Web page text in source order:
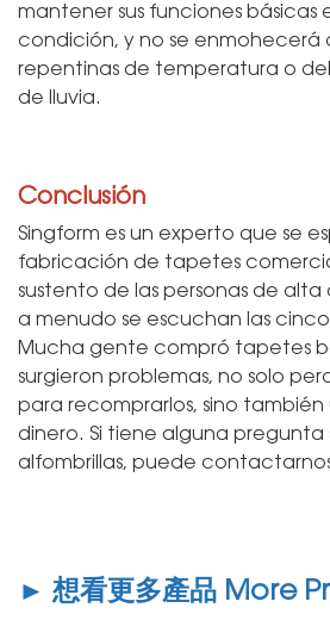
mantener sus funciones básicas
condición, y no se enmohecerá
repentinas de temperatura o
de lluvia.
Conclusión
Singform es un experto que se
fabricación de tapetes
sustento de las personas de
a menudo se escuchan las
Mucha gente compró tapetes
surgieron problemas, no solo
para recomprarlos, sino
dinero. Si tiene alguna pregunta
alfombrillas, puede
► 想看更多產品 More